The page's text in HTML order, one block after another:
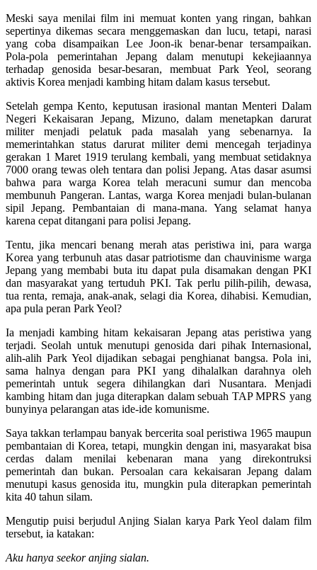
Meski saya menilai film ini memuat konten yang ringan, bahkan
sepertinya dikemas secara menggemaskan dan lucu, tetapi, narasi
yang coba disampaikan Lee Joon-ik benar-benar tersampaikan.
Pola-pola pemerintahan Jepang dalam menutupi kekejiaannya
terhadap genosida besar-besaran, membuat Park Yeol, seorang
aktivis Korea menjadi kambing hitam dalam kasus tersebut.
Setelah gempa Kento, keputusan irasional mantan Menteri Dalam
Negeri Kekaisaran Jepang, Mizuno, dalam menetapkan darurat
militer menjadi pelatuk pada masalah yang sebenarnya. Ia
memerintahkan status darurat militer demi mencegah terjadinya
gerakan 1 Maret 1919 terulang kembali, yang membuat setidaknya
7000 orang tewas oleh tentara dan polisi Jepang. Atas dasar asumsi
bahwa para warga Korea telah meracuni sumur dan mencoba
membunuh Pangeran. Lantas, warga Korea menjadi bulan-bulanan
sipil Jepang. Pembantaian di mana-mana. Yang selamat hanya
karena cepat ditangani para polisi Jepang.
Tentu, jika mencari benang merah atas peristiwa ini, para warga
Korea yang terbunuh atas dasar patriotisme dan chauvinisme warga
Jepang yang membabi buta itu dapat pula disamakan dengan PKI
dan masyarakat yang tertuduh PKI. Tak perlu pilih-pilih, dewasa,
tua renta, remaja, anak-anak, selagi dia Korea, dihabisi. Kemudian,
apa pula peran Park Yeol?
Ia menjadi kambing hitam kekaisaran Jepang atas peristiwa yang
terjadi. Seolah untuk menutupi genosida dari pihak Internasional,
alih-alih Park Yeol dijadikan sebagai penghianat bangsa. Pola ini,
sama halnya dengan para PKI yang dihalalkan darahnya oleh
pemerintah untuk segera dihilangkan dari Nusantara. Menjadi
kambing hitam dan juga diterapkan dalam sebuah TAP MPRS yang
bunyinya pelarangan atas ide-ide komunisme.
Saya takkan terlampau banyak bercerita soal peristiwa 1965 maupun
pembantaian di Korea, tetapi, mungkin dengan ini, masyarakat bisa
cerdas dalam menilai kebenaran mana yang direkontruksi
pemerintah dan bukan. Persoalan cara kekaisaran Jepang dalam
menutupi kasus genosida itu, mungkin pula diterapkan pemerintah
kita 40 tahun silam.
Mengutip puisi berjudul Anjing Sialan karya Park Yeol dalam film
tersebut, ia katakan:
Aku hanya seekor anjing sialan.